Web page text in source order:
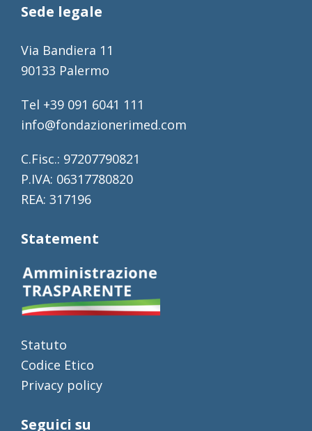
Sede legale
Via Bandiera 11
90133 Palermo
Tel +39 091 6041 111
info@fondazionerimed.com
C.Fisc.: 97207790821
P.IVA: 06317780820
REA: 317196
Statement
Statuto
Codice Etico
Privacy policy
Seguici su